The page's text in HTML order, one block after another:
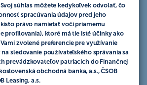
Svoj súhlas môžete kedykoľvek odvolať, čo
spracúvania údajov pred jeho
právo namietať voči priamemu
profilovania), ktoré má tie isté účinky ako
zvolené preferencie pre využívanie
sledovanie používateľského správania sa
prevádzkovateľov patriacich do Finančnej
obchodná banka, a.s., ČSOB
Leasing, a.s.
fyzické osoby – občanov SR, ktorí:
do súťaže tým, že vyplnia dotazník
3x Apple Airpods" prostredníctvom
im bol zaslaný (ďalej len